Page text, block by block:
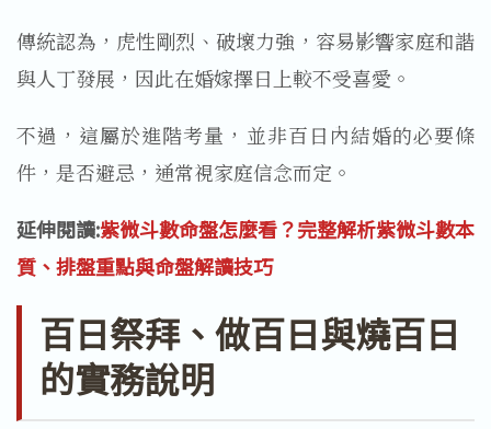
傳統認為，虎性剛烈、破壞力強，容易影響家庭和諧
與人丁發展，因此在婚嫁擇日上較不受喜愛。
不過，這屬於進階考量，並非百日內結婚的必要條
件，是否避忌，通常視家庭信念而定。
延伸閱讀:紫微斗數命盤怎麼看？完整解析紫微斗數本
質、排盤重點與命盤解讀技巧
百日祭拜、做百日與燒百日
的實務說明